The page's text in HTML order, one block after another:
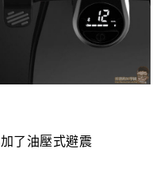
了油壓式避震